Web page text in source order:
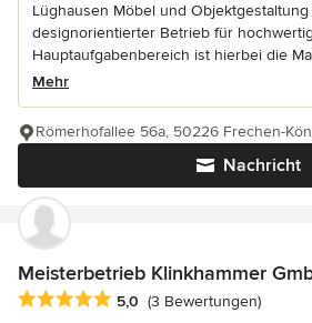
Lüghausen Möbel und Objektgestaltung
designorientierter Betrieb für
Hauptaufgabenbereich ist hierbei die
Mehr
Nachricht
Römerhofallee 56a, 50226 Frechen-
Meisterbetrieb Klinkhammer
Durchschnittliche Bewertung: 5 von 5
5,0 (3 Bewertungen)